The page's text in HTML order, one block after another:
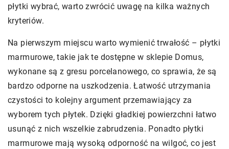
płytki wybrać, warto zwrócić uwagę na kilka ważnych
kryteriów.
Na pierwszym miejscu warto wymienić trwałość – płytki
marmurowe, takie jak te dostępne w sklepie Domus,
wykonane są z gresu porcelanowego, co sprawia, że są
bardzo odporne na uszkodzenia. Łatwość utrzymania
czystości to kolejny argument przemawiający za
wyborem tych płytek. Dzięki gładkiej powierzchni łatwo
usunąć z nich wszelkie zabrudzenia. Ponadto płytki
marmurowe mają wysoką odporność na wilgoć, co jest